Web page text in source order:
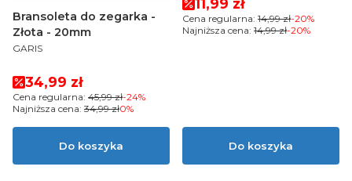
Bransoleta do zegarka -
Złota - 20mm
PRODUCENT
GARIS
Cena promocyjna
34,99 zł
Cena regularna: 45,99 zł-24%
Najniższa cena: 34,99 zł0%
Do koszyka
11,99 zł
Cena regularna: 14,99 zł-20%
Najniższa cena: 14,99 zł-20%
Do koszyka